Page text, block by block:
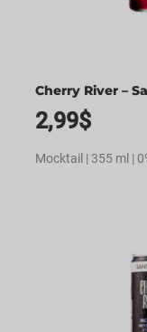
Cherry River –
2,99$
Mocktail | 355 ml |